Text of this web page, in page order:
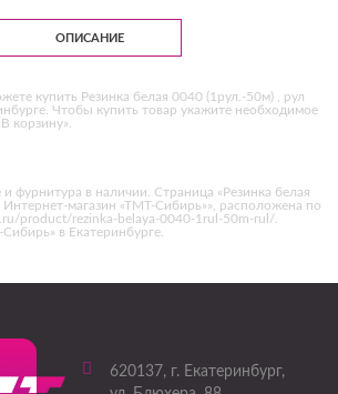
ОПИСАНИЕ
купить Резинка белая 0040 (1рул.-50м) , рул
Чтобы купить товар укажите необходимое
корзину».
фурнитура в наличии. Страница «Резинка белая
магазин «ТМТ-Сибирь»», расположена по
product/rezinka-belaya-0040-1rul-50m-rul/.
в Екатеринбурге.
620137, г. Екатеринбург,